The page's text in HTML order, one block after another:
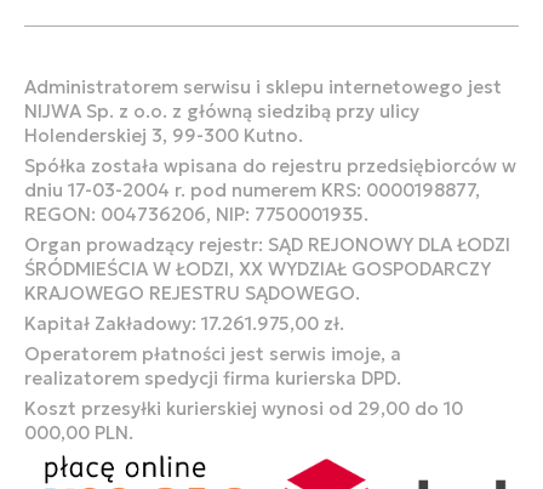
Administratorem serwisu i sklepu internetowego jest
NIJWA Sp. z o.o. z główną siedzibą przy ulicy
Holenderskiej 3, 99-300 Kutno.
Spółka została wpisana do rejestru przedsiębiorców w
dniu 17-03-2004 r. pod numerem KRS: 0000198877,
REGON: 004736206, NIP: 7750001935.
Organ prowadzący rejestr: SĄD REJONOWY DLA ŁODZI
ŚRÓDMIEŚCIA W ŁODZI, XX WYDZIAŁ GOSPODARCZY
KRAJOWEGO REJESTRU SĄDOWEGO.
Kapitał Zakładowy: 17.261.975,00 zł.
Operatorem płatności jest serwis imoje, a
realizatorem spedycji firma kurierska DPD.
Koszt przesyłki kurierskiej wynosi od 29,00 do 10
000,00 PLN.